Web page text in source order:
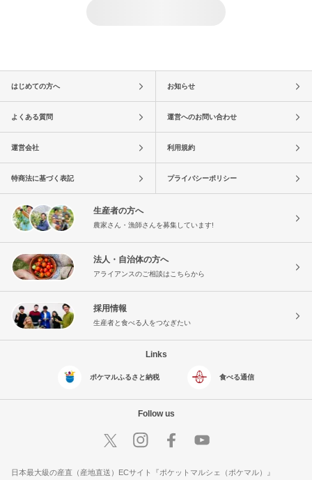
はじめての方へ お知らせ
よくある質問 運営へのお問い合わせ
運営会社 利用規約
特商法に基づく表記 プライバシーポリシー
生産者の方へ
農家さん・漁師さんを募集しています!
法人・自治体の方へ
アライアンスのご相談はこちらから
採用情報
生産者と食べる人をつなぎたい
Links
ポケマルふるさと納税 食べる通信
Follow us
日本最大級の産直（産地直送）ECサイト『ポケットマルシェ（ポケマル）』